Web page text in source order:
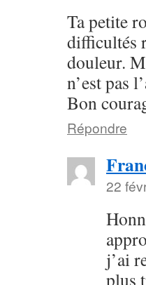
Ta petite
difficultés
douleur.
n’est pas
Bon
Répondre
22
j’ai
plus